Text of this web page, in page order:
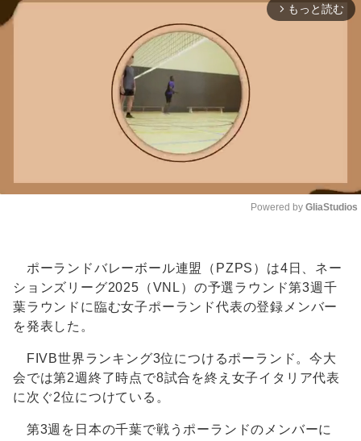
arrow_forward_ios もっと読む
Powered by GliaStudios
ポーランドバレーボール連盟（PZPS）は4日、ネー
ションズリーグ2025（VNL）の予選ラウンド第3週千
葉ラウンドに臨む女子ポーランド代表の登録メンバー
を発表した。
FIVB世界ランキング3位につけるポーランド。今大
会では第2週終了時点で8試合を終え女子イタリア代表
に次ぐ2位につけている。
第3週を日本の千葉で戦うポーランドのメンバーに